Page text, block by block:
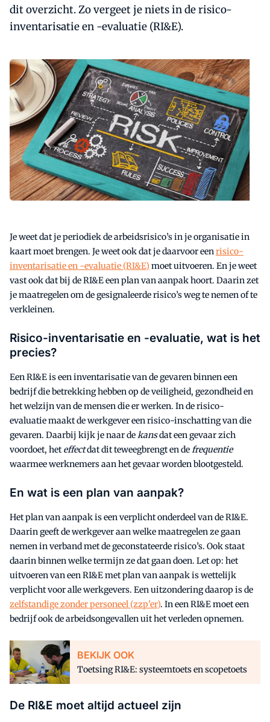
dit overzicht. Zo vergeet je niets in de risico-
inventarisatie en -evaluatie (RI&E).
Je weet dat je periodiek de arbeidsrisico’s in je organisatie in
kaart moet brengen. Je weet ook dat je daarvoor eenrisico-
inventarisatie en -evaluatie (RI&E) moet uitvoeren. En je weet
vast ook dat bij de RI&E een plan van aanpak hoort. Daarin zet
je maatregelen om de gesignaleerde risico’s weg te nemen of te
verkleinen.
Risico-inventarisatie en -evaluatie, wat is het
precies?
Een RI&E is een inventarisatie van de gevaren binnen een
bedrijf die betrekking hebben op de veiligheid, gezondheid en
het welzijn van de mensen die er werken. In de risico-
evaluatie maakt de werkgever een risico-inschatting van die
gevaren. Daarbij kijk je naar dekansdat een gevaar zich
voordoet, heteffectdat dit teweegbrengt en defrequentie
waarmee werknemers aan het gevaar worden blootgesteld.
En wat is een plan van aanpak?
Het plan van aanpak is een verplicht onderdeel van de RI&E.
Daarin geeft de werkgever aan welke maatregelen ze gaan
nemen in verband met de geconstateerde risico’s. Ook staat
daarin binnen welke termijn ze dat gaan doen. Let op: het
uitvoeren van een RI&E met plan van aanpak is wettelijk
verplicht voor alle werkgevers. Een uitzondering daarop is de
zelfstandige zonder personeel (zzp'er). In een RI&E moet een
bedrijf ook de arbeidsongevallen uit het verleden opnemen.
BEKIJK OOK
Toetsing RI&E: systeemtoets en scopetoets
De RI&E moet altijd actueel zijn